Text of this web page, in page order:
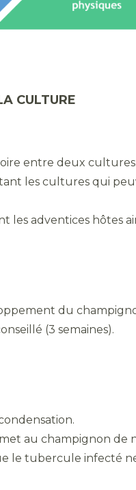
CULTURE
entre deux
les cultures qui
les adventices hôtes
du
(3 semaines).
au champignon de
le tubercule infecté